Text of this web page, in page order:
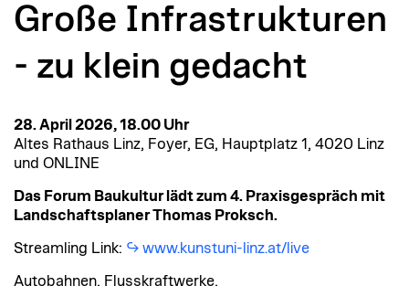
Große Infrastrukturen
- zu klein gedacht
28. April 2026, 18.00 Uhr
Altes Rathaus Linz, Foyer, EG, Hauptplatz 1, 4020 Linz
und ONLINE
Das Forum Baukultur lädt zum 4. Praxisgespräch mit
Landschaftsplaner Thomas Proksch.
Streamling Link: www.kunstuni-linz.at/live
Autobahnen, Flusskraftwerke,